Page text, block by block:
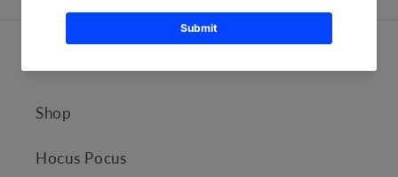
Shop
Hocus Pocus